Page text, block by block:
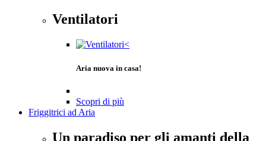
Ventilatori
Aria nuova in casa!
Scopri di più
Friggitrici ad Aria
Un paradiso per gli amanti della